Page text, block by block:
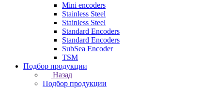
Mini encoders
Stainless Steel
Stainless Steel
Standard Encoders
Standard Encoders
SubSea Encoder
TSM
Подбор продукции
Назад
Подбор продукции